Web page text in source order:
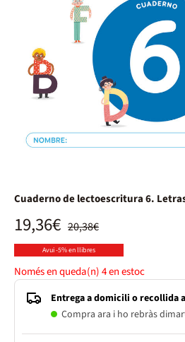
Cuaderno de lectoescritura 6.
20,38€
19,36€
Avui -5% en llibres
Només en queda(n)4en estoc
Entrega a domicili o recollida
Compra ara i ho rebràs